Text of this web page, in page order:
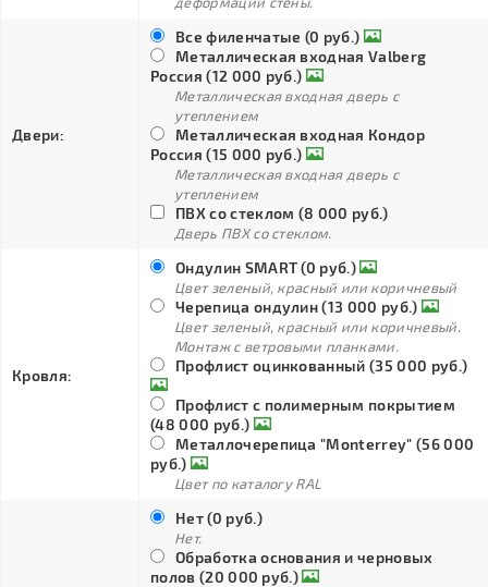
Двери:
Все филенчатые (0 руб.)
Металлическая входная Valberg
Россия (12 000 руб.)
Металлическая входная дверь с
утеплением
Металлическая входная Кондор
Россия (15 000 руб.)
Металлическая входная дверь с
утеплением
ПВХ со стеклом (8 000 руб.)
Дверь ПВХ со стеклом.
Кровля:
Ондулин SMART (0 руб.)
Цвет зеленый, красный или коричневый
Черепица ондулин (13 000 руб.)
Цвет зеленый, красный или коричневый.
Монтаж с ветровыми планками.
Профлист оцинкованный (35 000 руб.)
Профлист с полимерным покрытием
(48 000 руб.)
Металлочерепица "Monterrey" (56 000
руб.)
Цвет по каталогу RAL
Нет (0 руб.)
Нет.
Обработка основания и черновых
полов (20 000 руб.)